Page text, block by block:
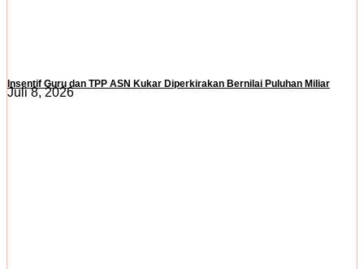
Insentif Guru dan TPP ASN Kukar Diperkirakan Bernilai Puluhan Miliar
Juli 8, 2026